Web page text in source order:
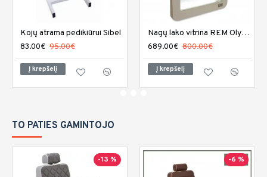
Kojų atrama pedikiūrui Sibel
83.00€ 95.00€
Į krepšelį
Nagų lako vitrina REM Olympia
689.00€ 800.00€
Į krepšelį
TO PATIES GAMINTOJO
-13 % -6 %